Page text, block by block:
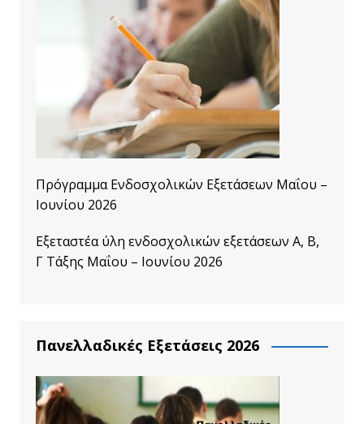
Πρόγραμμα Ενδοσχολικών Εξετάσεων Μαΐου –
Ιουνίου 2026
Εξεταστέα ύλη ενδοσχολικών εξετάσεων A, B,
Γ Τάξης Μαΐου – Ιουνίου 2026
Πανελλαδικές Εξετάσεις 2026